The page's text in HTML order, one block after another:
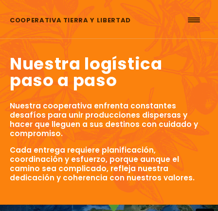
COOPERATIVA TIERRA Y LIBERTAD
Nuestra logística
paso a paso
Nuestra cooperativa enfrenta constantes
desafíos para unir producciones dispersas y
hacer que lleguen a sus destinos con cuidado y
compromiso.
Cada entrega requiere planificación,
coordinación y esfuerzo, porque aunque el
camino sea complicado, refleja nuestra
dedicación y coherencia con nuestros valores.